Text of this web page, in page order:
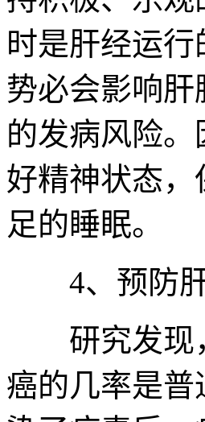
时是肝经运
势必会影响
的发病风险
好精神状态
足的睡眠。
4、预防
研究发现，
癌的几率是普